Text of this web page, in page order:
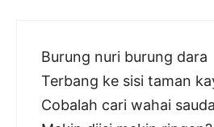
Burung nuri burung dara
Terbang ke sisi taman
Cobalah cari wahai